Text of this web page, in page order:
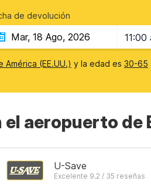
de devolución
11:00
América (EE.UU.) y la edad es 30-65
aeropuerto de
U-Save
Excelente 9.2 / 35 reseñas